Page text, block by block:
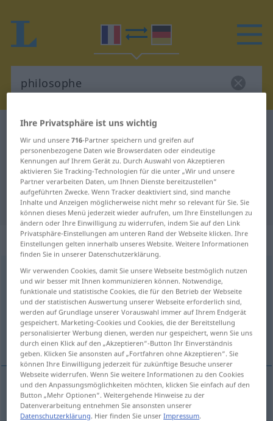
Französisch-Deutsch Wörterbuch
Französisch-Deutsch Übersetzung
für "philosophe"
"philosophe" Deutsch Übersetzung
„philosophe“: masculin
philosophe [filɔzɔf]m
Übersicht aller Übersetzungen
(Für mehr Details die Übersetzung anklicken/antippen)
Philosoph gelassen, gleichmütig
Philosophm philosophe
Ihre Privatsphäre ist uns wichtig
Wir und unsere716-Partner speichern und greifen auf
personenbezogene Daten wie Browserdaten oder eindeutige
Kennungen auf Ihrem Gerät zu. Durch Auswahl von Akzeptieren
aktivieren Sie Tracking-Technologien für die unter „Wir und unsere
Partner verarbeiten Daten, um Ihnen Dienste bereitzustellen“
aufgeführten Zwecke. Wenn Tracker deaktiviert sind, sind manche
Inhalte und Anzeigen möglicherweise nicht mehr so relevant für Sie. Sie
können dieses Menü jederzeit wieder aufrufen, um Ihre Einstellungen zu
ändern oder Ihre Einwilligung zu widerrufen, indem Sie auf den Link
Privatsphäre-Einstellungen am unteren Rand der Webseite klicken. Ihre
Einstellungen gelten innerhalb unseres Website. Weitere Informationen
finden Sie in unserer Datenschutzerklärung.
Wir verwenden Cookies, damit Sie unsere Webseite bestmöglich nutzen
und wir besser mit Ihnen kommunizieren können. Notwendige,
funktionale und statistische Cookies, die für den Betrieb der Webseite
und der statistischen Auswertung unserer Webseite erforderlich sind,
werden auf Grundlage unserer Vorauswahl immer auf Ihrem Endgerät
gespeichert. Marketing-Cookies und Cookies, die der Bereitstellung
personalisierter Werbung dienen, werden nur gespeichert, wenn Sie uns
durch einen Klick auf den „Akzeptieren“-Button Ihr Einverständnis
geben. Klicken Sie ansonsten auf „Fortfahren ohne Akzeptieren“. Sie
können Ihre Einwilligung jederzeit für zukünftige Besuche unserer
Webseite widerrufen. Wenn Sie weitere Informationen zu den Cookies
und den Anpassungsmöglichkeiten möchten, klicken Sie einfach auf den
Button „Mehr Optionen“. Weitergehende Hinweise zu der
Datenverarbeitung entnehmen Sie ansonsten unserer
Datenschutzerklärung. Hier finden Sie unserImpressum.